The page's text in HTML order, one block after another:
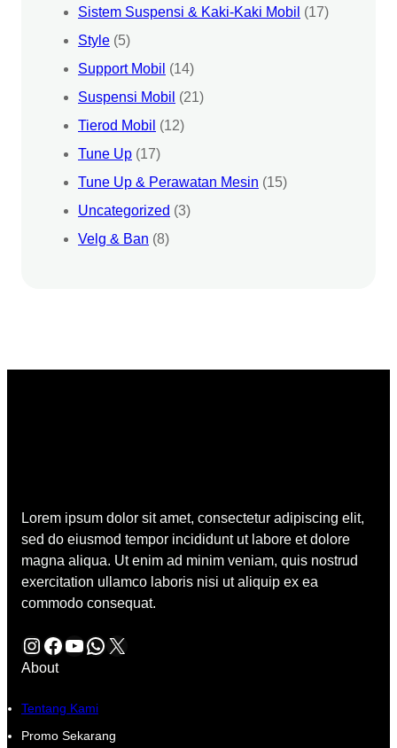
Sistem Suspensi & Kaki-Kaki Mobil (17)
Style (5)
Support Mobil (14)
Suspensi Mobil (21)
Tierod Mobil (12)
Tune Up (17)
Tune Up & Perawatan Mesin (15)
Uncategorized (3)
Velg & Ban (8)
Lorem ipsum dolor sit amet, consectetur adipiscing elit,
sed do eiusmod tempor incididunt ut labore et dolore
magna aliqua. Ut enim ad minim veniam, quis nostrud
exercitation ullamco laboris nisi ut aliquip ex ea
commodo consequat.
Instagram Facebook YouTube WhatsApp X
About
Tentang Kami
Promo Sekarang